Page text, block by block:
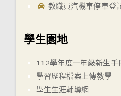
教職員汽機車停車登
學生園地
112學年度一年級新生手
學習歷程檔案上傳教學
學生生涯輔導網